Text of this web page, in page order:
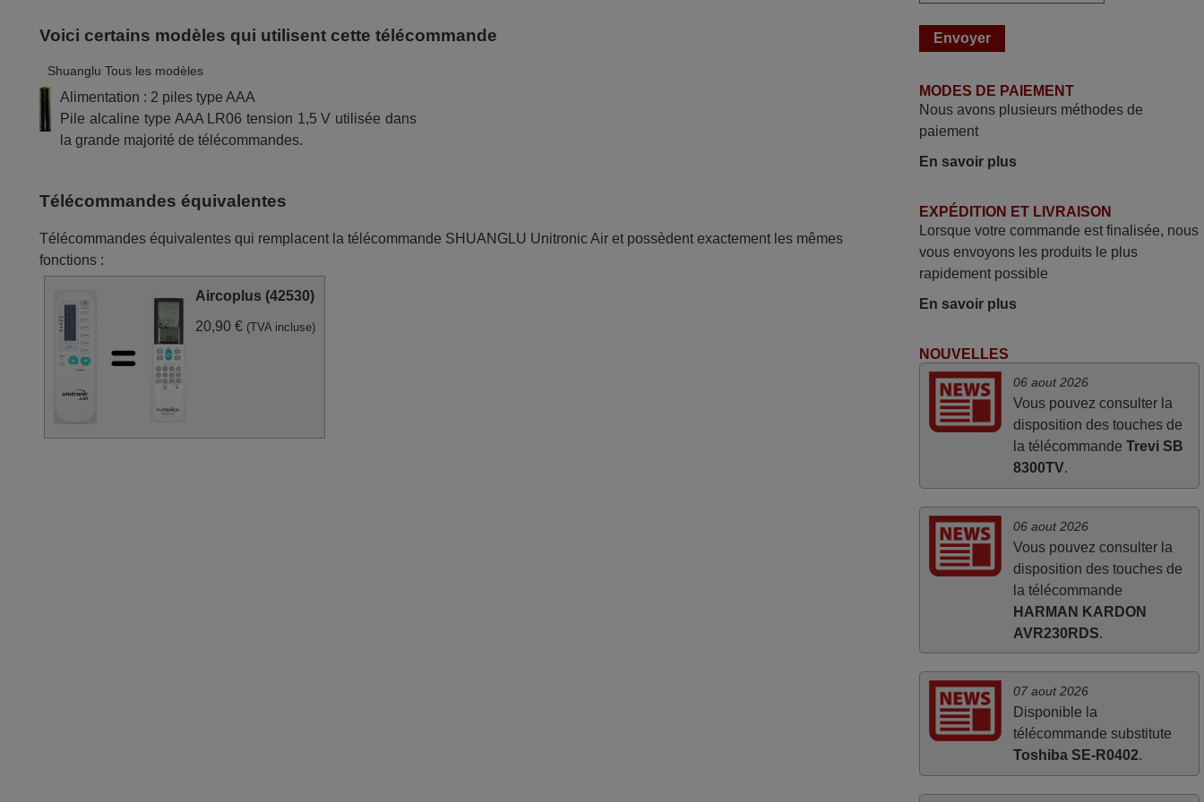
Voici certains modèles qui utilisent cette télécommande
Shuanglu Tous les modèles
Alimentation : 2 piles type AAA
Pile alcaline type AAA LR06 tension 1,5 V utilisée dans
la grande majorité de télécommandes.
Télécommandes équivalentes
Télécommandes équivalentes qui remplacent la télécommande SHUANGLU Unitronic Air et possèdent exactement les mêmes
fonctions :
Aircoplus (42530)
20,90 € (TVA incluse)
donner une seconde vie à mes deux
Panasonic haut de gamme des années
90
service rapide super.
Frank,
FRANCE
MODES DE PAIEMENT
Nous avons plusieurs méthodes de
paiement
En savoir plus
EXPÉDITION ET LIVRAISON
Lorsque votre commande est finalisée, nous
vous envoyons les produits le plus
rapidement possible
En savoir plus
NOUVELLES
06 aout 2026
Vous pouvez consulter la
disposition des touches de
la télécommande Trevi SB
8300TV.
06 aout 2026
Vous pouvez consulter la
disposition des touches de
la télécommande
HARMAN KARDON
AVR230RDS.
07 aout 2026
Disponible la
télécommande substitute
Toshiba SE-R0402.